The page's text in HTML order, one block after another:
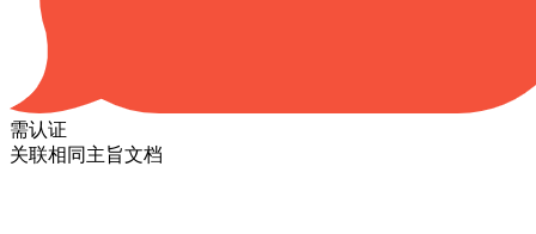
需认证
关联相同主旨文档